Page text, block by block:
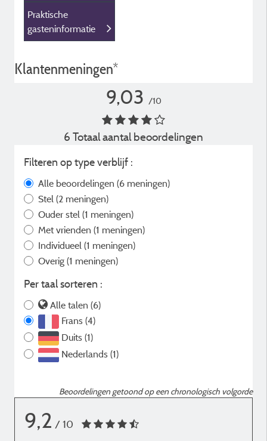
Praktische
gasteninformatie
Klantenmeningen*
9,03 /10
6 Totaal aantal beoordelingen
Filteren op type verblijf :
Alle beoordelingen (6 meningen)
Stel (2 meningen)
Ouder stel (1 meningen)
Met vrienden (1 meningen)
Individueel (1 meningen)
Overig (1 meningen)
Per taal sorteren :
Alle talen (6)
Frans (4)
Duits (1)
Nederlands (1)
Beoordelingen getoond op een chronologisch volgorde
9,2 / 10